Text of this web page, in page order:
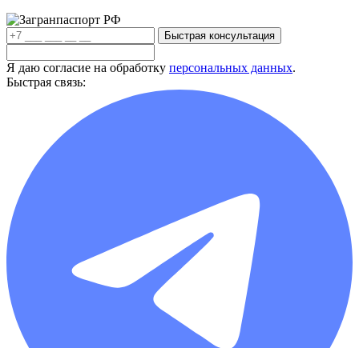
Быстрая консультация
Я даю согласие на обработку персональных данных.
Быстрая связь: